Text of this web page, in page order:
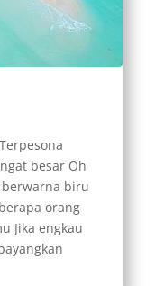
besar Oh
biru
orang
Jika engkau